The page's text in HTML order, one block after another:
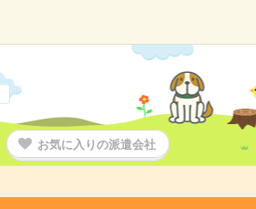
お気に入りの派遣会社